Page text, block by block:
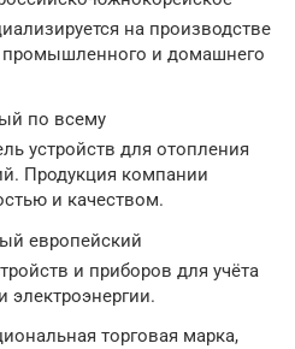
на производстве
промышленного и домашнего
по всему
устройств для отопления
Продукция компании
и качеством.
европейский
и приборов для учёта
электроэнергии.
торговая марка,